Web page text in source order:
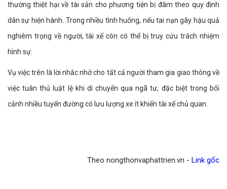
thường thiệt hại về tài sản cho phương tiện bị đâm theo quy định
dân sự hiện hành. Trong nhiều tình huống, nếu tai nạn gây hậu quả
nghiêm trọng về người, tài xế còn có thể bị truy cứu trách nhiệm
hình sự.
Vụ việc trên là lời nhắc nhở cho tất cả người tham gia giao thông về
việc tuân thủ luật lệ khi di chuyển qua ngã tư, đặc biệt trong bối
cảnh nhiều tuyến đường có lưu lượng xe ít khiến tài xế chủ quan.
Theo nongthonvaphattrien.vn - Link gốc